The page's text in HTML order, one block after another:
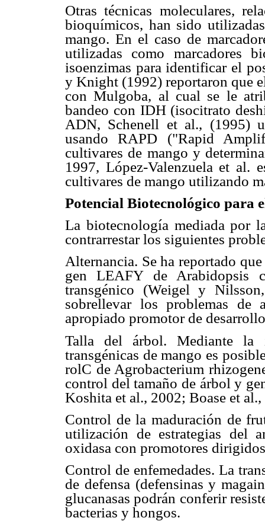
Otras técnicas moleculares,
bioquímicos, han sido
mango. En el caso de
utilizadas como marcadores
isoenzimas para identificar el
y Knight (1992) reportaron que
con Mulgoba, al cual se le
bandeo con IDH (isocitrato
ADN, Schenell et al., (1995)
usando RAPD ("Rapid
cultivares de mango y
1997, López-Valenzuela et al.
cultivares de mango utilizando
Potencial Biotecnológico para
La biotecnología mediada por
contrarrestar los siguientes
Alternancia. Se ha reportado
gen LEAFY de Arabidopsis
transgénico (Weigel y
sobrellevar los problemas de
apropiado promotor de
Talla del árbol. Mediante la
transgénicas de mango es
rolC de Agrobacterium
control del tamaño de árbol y
Koshita et al., 2002; Boase et
Control de la maduración de
utilización de estrategias del
oxidasa con promotores
Control de enfemedades. La
de defensa (defensinas y
glucanasas podrán conferir
bacterias y hongos.